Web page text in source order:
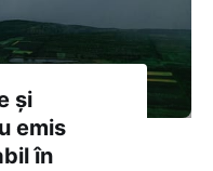
și
emis
în